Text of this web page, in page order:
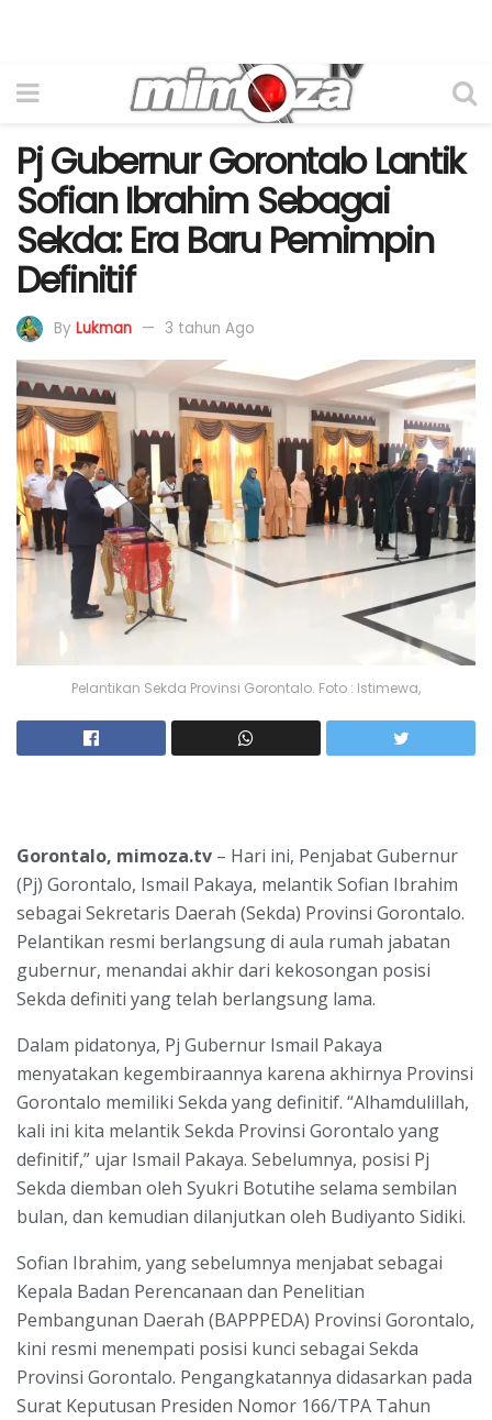
Pj Gubernur Gorontalo Lantik
Sofian Ibrahim Sebagai
Sekda: Era Baru Pemimpin
Definitif
By Lukman 3 tahun Ago
Pelantikan Sekda Provinsi Gorontalo. Foto : Istimewa,
Gorontalo, mimoza.tv – Hari ini, Penjabat Gubernur
(Pj) Gorontalo, Ismail Pakaya, melantik Sofian Ibrahim
sebagai Sekretaris Daerah (Sekda) Provinsi Gorontalo.
Pelantikan resmi berlangsung di aula rumah jabatan
gubernur, menandai akhir dari kekosongan posisi
Sekda definiti yang telah berlangsung lama.
Dalam pidatonya, Pj Gubernur Ismail Pakaya
menyatakan kegembiraannya karena akhirnya Provinsi
Gorontalo memiliki Sekda yang definitif. “Alhamdulillah,
kali ini kita melantik Sekda Provinsi Gorontalo yang
definitif,” ujar Ismail Pakaya. Sebelumnya, posisi Pj
Sekda diemban oleh Syukri Botutihe selama sembilan
bulan, dan kemudian dilanjutkan oleh Budiyanto Sidiki.
Sofian Ibrahim, yang sebelumnya menjabat sebagai
Kepala Badan Perencanaan dan Penelitian
Pembangunan Daerah (BAPPPEDA) Provinsi Gorontalo,
kini resmi menempati posisi kunci sebagai Sekda
Provinsi Gorontalo. Pengangkatannya didasarkan pada
Surat Keputusan Presiden Nomor 166/TPA Tahun